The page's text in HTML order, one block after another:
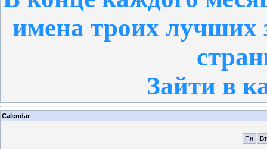
имена троих лучших
Зайти в
Calendar
Пн
Вт